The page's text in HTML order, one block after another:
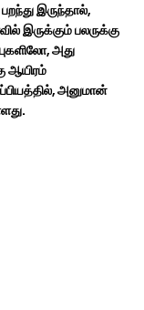
இருந்தால்,
இருக்கும் பலருக்கு
அது
ஆயிரம்
அனுமான்